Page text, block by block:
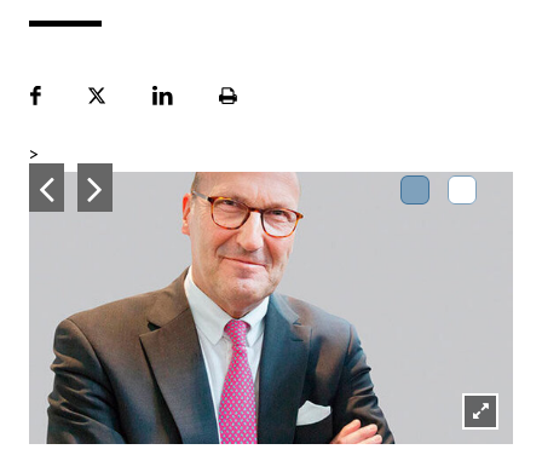
FacebookPlattformLinekdInSeite
>
Lightbox